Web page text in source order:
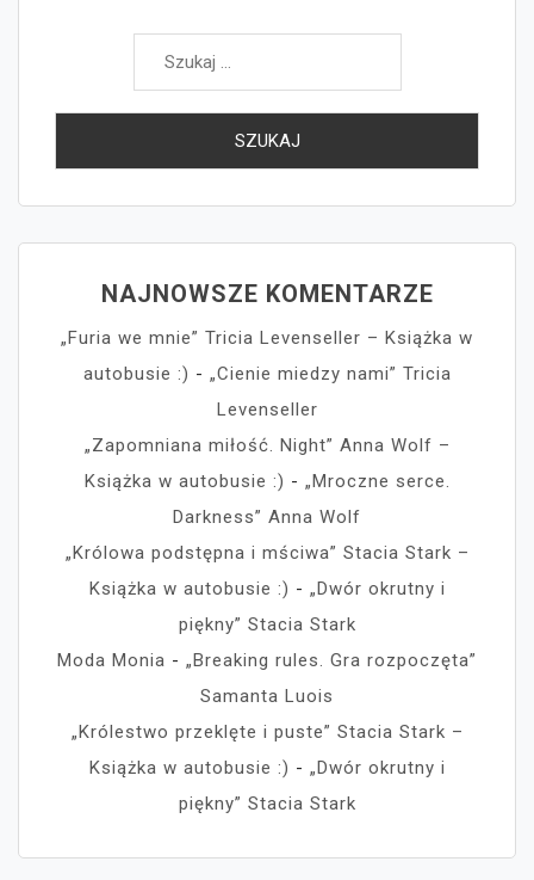
Szukaj:
NAJNOWSZE KOMENTARZE
„Furia we mnie” Tricia Levenseller – Książka w
autobusie :) - „Cienie miedzy nami” Tricia
Levenseller
„Zapomniana miłość. Night” Anna Wolf –
Książka w autobusie :) - „Mroczne serce.
Darkness” Anna Wolf
„Królowa podstępna i mściwa” Stacia Stark –
Książka w autobusie :) - „Dwór okrutny i
piękny” Stacia Stark
Moda Monia - „Breaking rules. Gra rozpoczęta”
Samanta Luois
„Królestwo przeklęte i puste” Stacia Stark –
Książka w autobusie :) - „Dwór okrutny i
piękny” Stacia Stark